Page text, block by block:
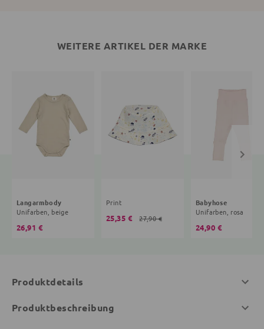
WEITERE ARTIKEL DER MARKE
Langarmbody
Unifarben, beige
26,91 €
Print
25,35 € 27,90 €
Babyhose
Unifarben, rosa
24,90 €
Produktdetails
Produktbeschreibung